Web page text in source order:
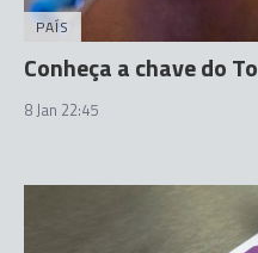
PAÍS
Conheça a chave do
8 Jan 22:45